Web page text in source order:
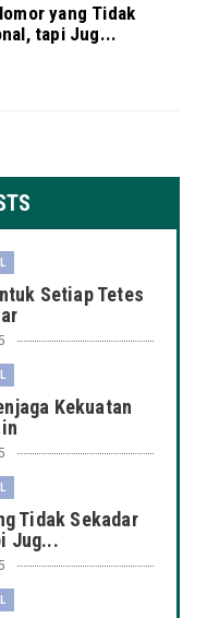
yang Tidak
tapi Jug...
Setiap Tetes
Kekuatan
Tidak Sekadar
Jug...